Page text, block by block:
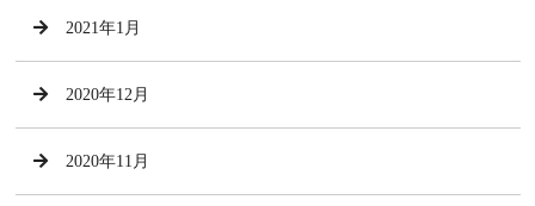
2021年1月
2020年12月
2020年11月